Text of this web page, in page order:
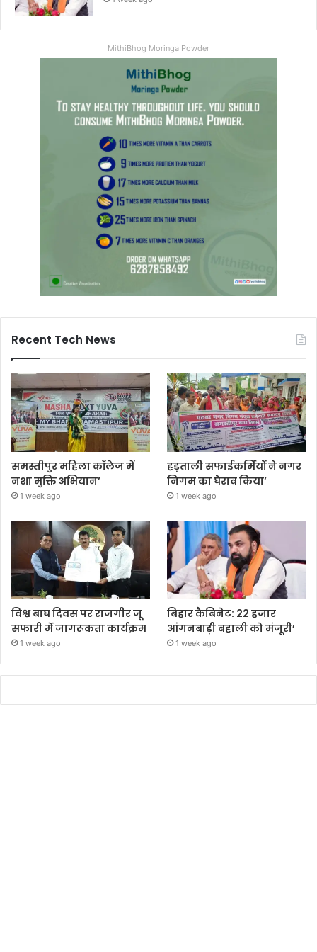
MithiBhog Moringa Powder
Recent Tech News
समस्तीपुर महिला कॉलेज में
नशा मुक्ति अभियान’
1 week ago
हड़ताली सफाईकर्मियों ने नगर
निगम का घेराव किया’
1 week ago
विश्व बाघ दिवस पर राजगीर जू
सफारी में जागरूकता कार्यक्रम
1 week ago
बिहार कैबिनेट: 22 हजार
आंगनबाड़ी बहाली को मंजूरी’
1 week ago